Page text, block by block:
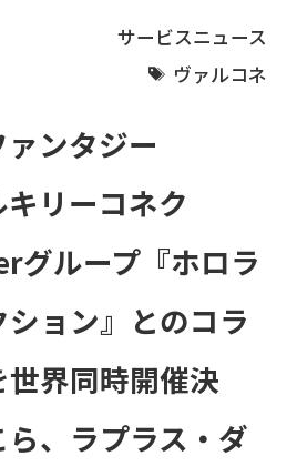
サービスニュース
ヴァルコネ
ンタジー
リーコネク
グループ『ホロラ
ョン』とのコラ
界同時開催決
、ラプラス・ダ